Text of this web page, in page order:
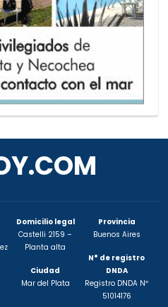
Domicilio legal
Castelli 2159 –
Planta alta
Ciudad
Mar del Plata
Provincia
Buenos Aires
N° de registro
DNDA
Registro DNDA Nº
51014176